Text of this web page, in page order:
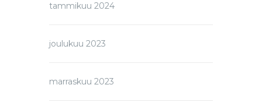
tammikuu 2024
joulukuu 2023
marraskuu 2023